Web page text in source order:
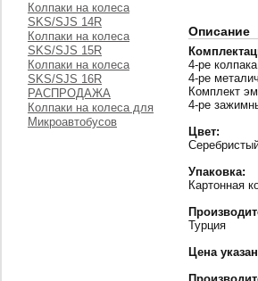
Колпаки на колеса
SKS/SJS 14R
Колпаки на колеса
SKS/SJS 15R
Колпаки на колеса
SKS/SJS 16R
РАСПРОДАЖА
Колпаки на колеса для
Микроавтобусов
Описание
4-ре колпака
4-ре
Комплект
4-ре
Цвет:
Упаковка:
Картонная
Турция
Цена